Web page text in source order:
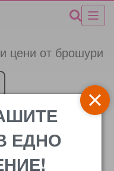
цени от брошури
ЕДНО